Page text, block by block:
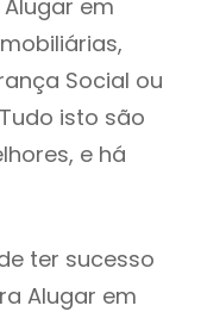
em
Social ou
isto são
e há
ter sucesso
Alugar em